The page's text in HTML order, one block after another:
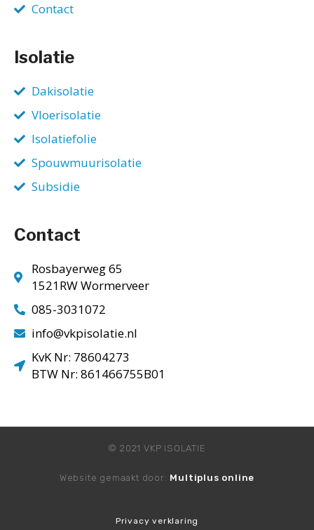
Contact
Isolatie
Dakisolatie
Vloerisolatie
Isolatiefolie
Spouwmuurisolatie
Subsidie
Contact
Rosbayerweg 65
1521RW Wormerveer
085-3031072
info@vkpisolatie.nl
KvK Nr: 78604273
BTW Nr: 861466755B01
© 2021 VKP ISOLATIE
Website gemaakt door: Multiplus online
Privacy verklaring